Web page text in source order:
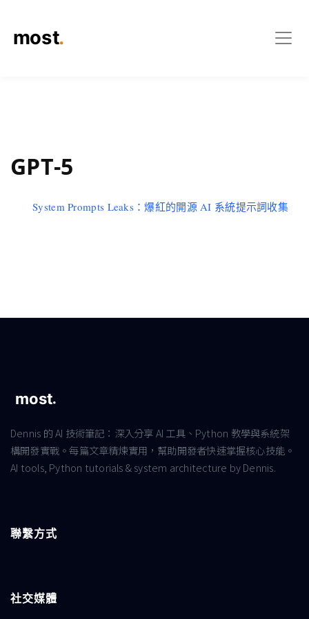
GPT-5
System Prompts Leaks：爆紅的開源 AI 系統提示詞收集
Dennis 的 AI 技術筆記：深入分享 AI 工具、Python 教學與系統架
構開發實戰。每篇文章精煉實用，幫助開發者快速掌握核心技能。
AI tools, Python tutorials & system architecture by Dennis.
聯繫方式
社交媒體